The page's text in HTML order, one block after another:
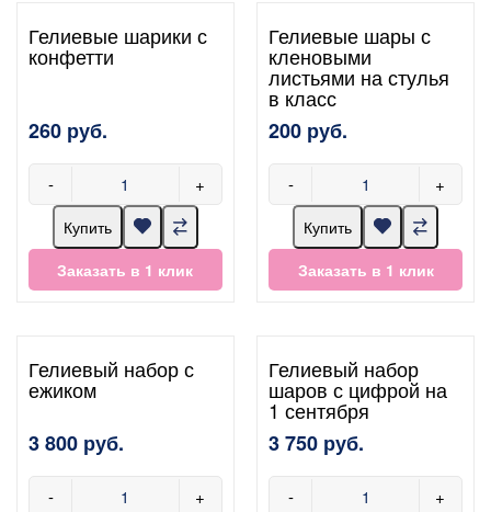
Гелиевые шарики с
конфетти
260 руб.
- +
Купить
Заказать в 1 клик
Гелиевые шары с
кленовыми
листьями на стулья
в класс
200 руб.
- +
Купить
Заказать в 1 клик
Гелиевый набор с
ежиком
3 800 руб.
- +
Гелиевый набор
шаров с цифрой на
1 сентября
3 750 руб.
- +